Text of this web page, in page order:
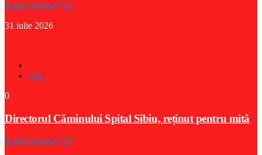
Radio Medias 725
31 iulie 2026
Stiri
0
Directorul Căminului Spital Sibiu, reținut pentru mită
Radio Medias 725